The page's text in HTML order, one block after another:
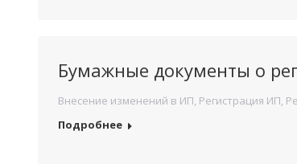
Бумажные документы о
Внесение изменений в ИП, Регистрация ИП,
Подробнее